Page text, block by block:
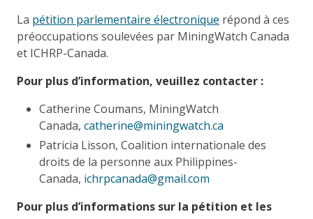
La pétition parlementaire électronique répond à ces
préoccupations soulevées par MiningWatch Canada
et ICHRP-Canada.
Pour plus d’information, veuillez contacter :
Catherine Coumans, MiningWatch
Canada, catherine@miningwatch.ca
Patricia Lisson, Coalition internationale des
droits de la personne aux Philippines-
Canada, ichrpcanada@gmail.com
Pour plus d’informations sur la pétition et les